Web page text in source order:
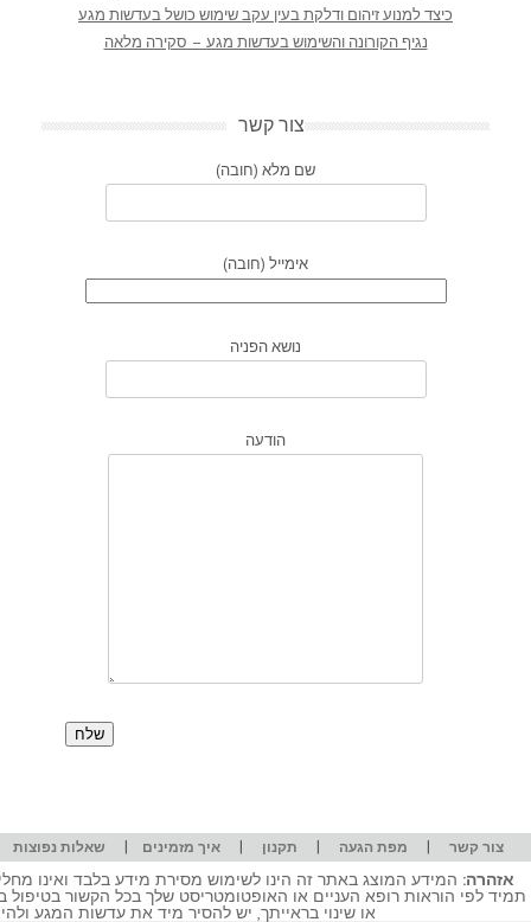
כיצד למנוע זיהום ודלקת בעין עקב שימוש כושל בעדשות מגע
נגיף הקורונה והשימוש בעדשות מגע – סקירה מלאה
צור קשר
שם מלא (חובה)
אימייל (חובה)
נושא הפניה
הודעה
צור קשר | מפת הגעה | תקנון |איך מזמינים | שאלות נפוצות
אזהרה: המידע המוצג באתר זה הינו לשימוש מסירת מידע בלבד ואינו
תמיד לפי הוראות רופא העניים או האופטומטריסט שלך בכל הקשור
או שינוי בראייתך, יש להסיר מיד את עדשות המגע